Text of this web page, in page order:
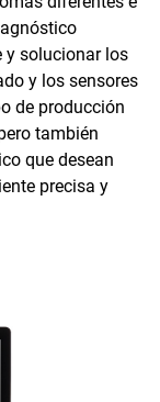
y solucionar los
y los sensores
de producción
también
que desean
precisa y